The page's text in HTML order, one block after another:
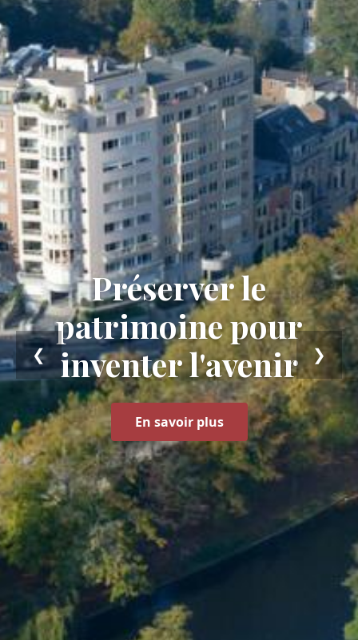
Préserver le
patrimoine pour
inventer l’avenir
En savoir plus
❮ ❯